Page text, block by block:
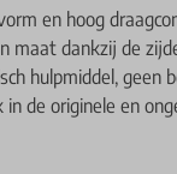
en hoog
maat dankzij de
hulpmiddel, geen
de originele en